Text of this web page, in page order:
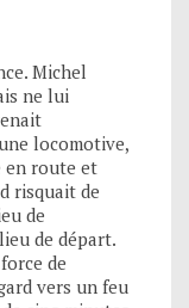
Michel
ne lui
locomotive,
en route et
risquait de
de
de départ.
de
vers un feu